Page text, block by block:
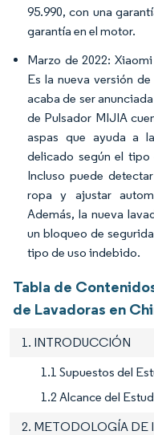
95.990, con una
garantía en el motor.
Marzo de 2022:
Es la nueva versión
acaba de ser
de Pulsador MIJIA
aspas que ayuda a
delicado según el
Incluso puede
ropa y ajustar
Además, la nueva
un bloqueo de
tipo de uso indebido.
Tabla de
de Lavadoras en
1. INTRODUCCIÓN
1.1 Supuestos del
1.2 Alcance del
2. METODOLOGÍA DE